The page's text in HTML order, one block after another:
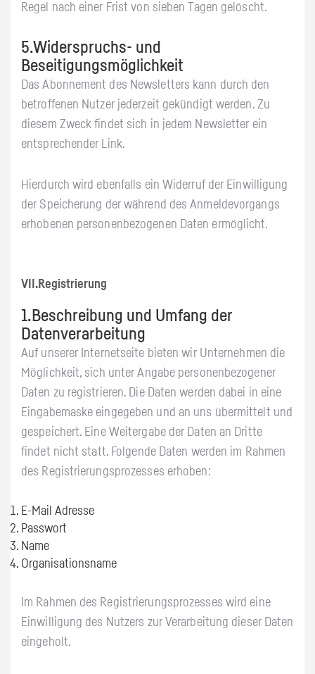
Regel nach einer Frist von sieben Tagen gelöscht.
5.Widerspruchs- und
Beseitigungsmöglichkeit
Das Abonnement des Newsletters kann durch den
betroffenen Nutzer jederzeit gekündigt werden. Zu
diesem Zweck findet sich in jedem Newsletter ein
entsprechender Link.
Hierdurch wird ebenfalls ein Widerruf der Einwilligung
der Speicherung der während des Anmeldevorgangs
erhobenen personenbezogenen Daten ermöglicht.
VII.Registrierung
1.Beschreibung und Umfang der
Datenverarbeitung
Auf unserer Internetseite bieten wir Unternehmen die
Möglichkeit, sich unter Angabe personenbezogener
Daten zu registrieren. Die Daten werden dabei in eine
Eingabemaske eingegeben und an uns übermittelt und
gespeichert. Eine Weitergabe der Daten an Dritte
findet nicht statt. Folgende Daten werden im Rahmen
des Registrierungsprozesses erhoben:
E-Mail Adresse
Passwort
Name
Organisationsname
Im Rahmen des Registrierungsprozesses wird eine
Einwilligung des Nutzers zur Verarbeitung dieser Daten
eingeholt.